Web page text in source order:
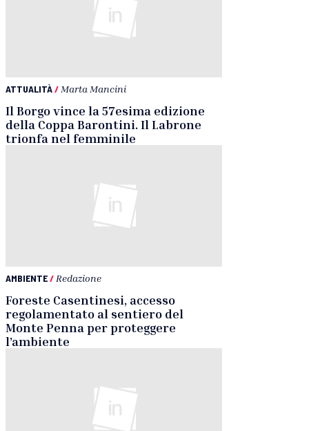
ATTUALITÀ/ Marta Mancini
Il Borgo vince la 57esima edizione
della Coppa Barontini. Il Labrone
trionfa nel femminile
AMBIENTE/ Redazione
Foreste Casentinesi, accesso
regolamentato al sentiero del
Monte Penna per proteggere
l’ambiente